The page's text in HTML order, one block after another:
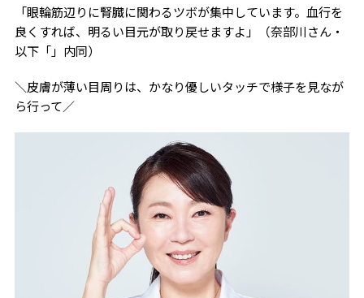
「眼輪筋辺りに腎臓に関わるツボが集中しています。血行を
良くすれば、明るい目元が取り戻せますよ」（奈部川さん・
以下「」内同）
＼皮膚が薄い目周りは、かなり優しいタッチで様子を見なが
ら行って／